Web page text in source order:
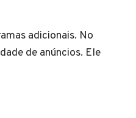
adicionais. No
de anúncios. Ele